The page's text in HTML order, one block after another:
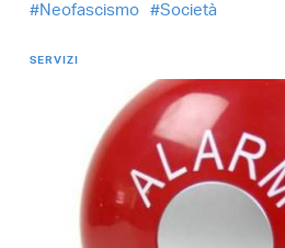
Neofascismo
Società
SERVIZI